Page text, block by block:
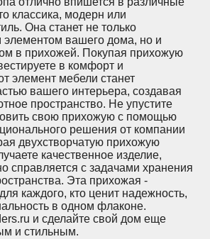
классика, модерн или
Она станет не только
вашего дома, но и
в прихожей. Покупая прихожую
в комфорт и
элемент мебели станет
вашего интерьера, создавая
пространство. Не упустите
свою прихожую с помощью
решения от компании
двухстворчатую прихожую
качественное изделие,
справляется с задачами хранения
Эта прихожая -
каждого, кто ценит надежность,
в одном флаконе.
и сделайте свой дом еще
и стильным.